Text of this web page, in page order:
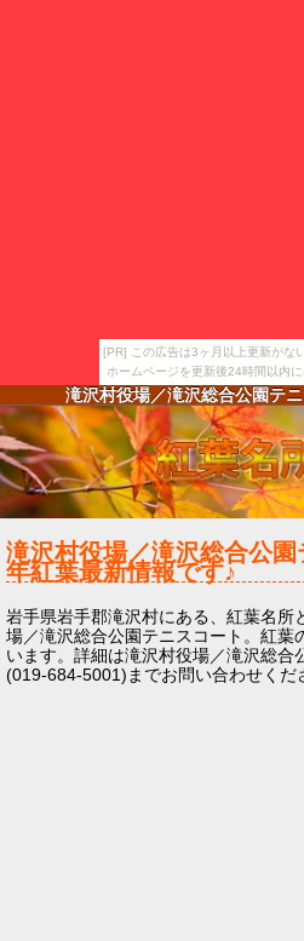
[PR] この広告は3ヶ月以上更新がな
ホームページを更新後24時間以内に
滝沢村役場／滝沢総合公園テ
滝沢村役場／滝沢総合公
年紅葉最新情報です♪
岩手県岩手郡滝沢村にある、紅葉名
場／滝沢総合公園テニスコート。紅葉
います。詳細は滝沢村役場／滝沢総合
(019-684-5001)までお問い合わせくだ